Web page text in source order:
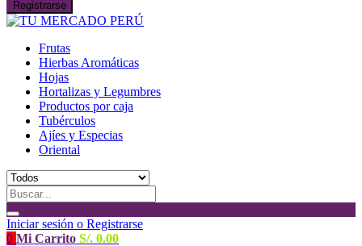
Frutas
Hierbas Aromáticas
Hojas
Hortalizas y Legumbres
Productos por caja
Tubérculos
Ajíes y Especias
Oriental
Iniciar sesión o Registrarse
0 Mi Carrito S/. 0.00